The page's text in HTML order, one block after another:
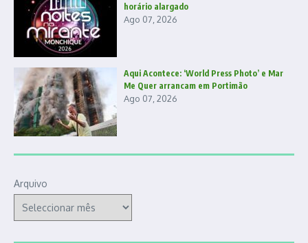
horário alargado
Ago 07, 2026
Aqui Acontece: ‘World Press Photo’ e Mar
Me Quer arrancam em Portimão
Ago 07, 2026
Arquivo